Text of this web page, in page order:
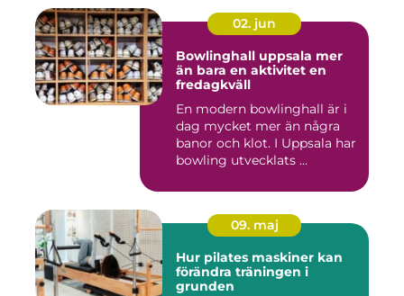
02. jun
Bowlinghall uppsala mer
än bara en aktivitet en
fredagkväll
En modern bowlinghall är i
dag mycket mer än några
banor och klot. I Uppsala har
bowling utvecklats ...
09. maj
Hur pilates maskiner kan
förändra träningen i
grunden